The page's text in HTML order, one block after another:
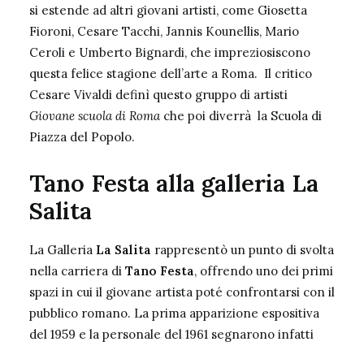
si estende ad altri giovani artisti, come Giosetta
Fioroni, Cesare Tacchi, Jannis Kounellis, Mario
Ceroli e Umberto Bignardi, che impreziosiscono
questa felice stagione dell’arte a Roma. Il critico
Cesare Vivaldi definì questo gruppo di artisti
Giovane scuola di Roma che poi diverrà la Scuola di
Piazza del Popolo.
Tano Festa alla galleria La
Salita
La Galleria La Salita rappresentò un punto di svolta
nella carriera di Tano Festa, offrendo uno dei primi
spazi in cui il giovane artista poté confrontarsi con il
pubblico romano. La prima apparizione espositiva
del 1959 e la personale del 1961 segnarono infatti